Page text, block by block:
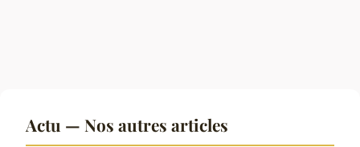
Actu — Nos autres articles